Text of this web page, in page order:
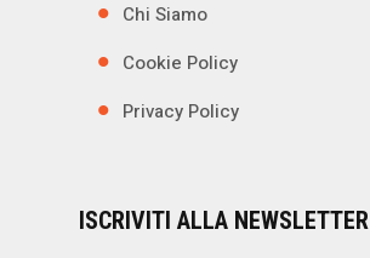
Chi Siamo
Cookie Policy
Privacy Policy
ISCRIVITI ALLA NEWSLETTER